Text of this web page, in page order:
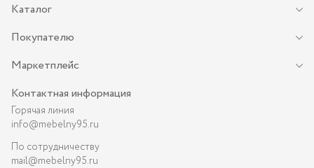
Каталог
Покупателю
Маркетплейс
Контактная информация
Горячая линия
info@mebelny95.ru
По сотрудничеству
mail@mebelny95.ru